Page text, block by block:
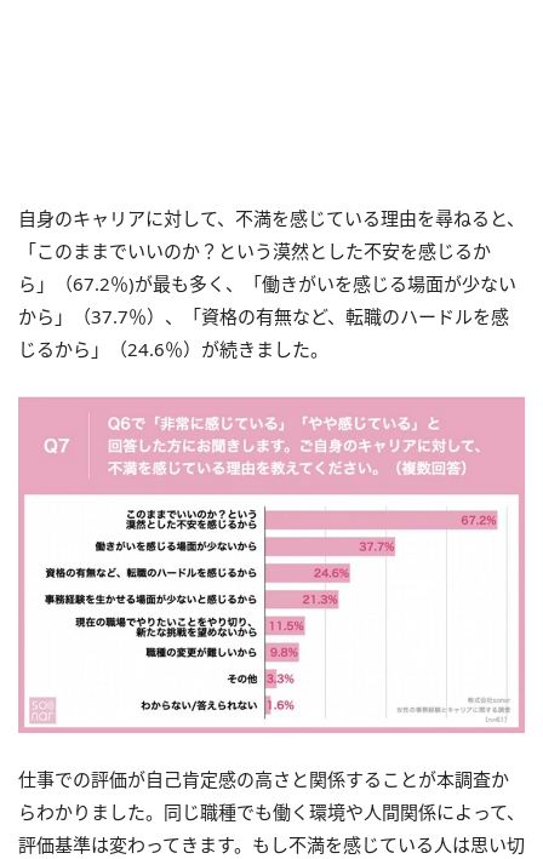
自身のキャリアに対して、不満を感じている理由を尋ねると、
「このままでいいのか？という漠然とした不安を感じるか
ら」（67.2％)が最も多く、「働きがいを感じる場面が少ない
から」（37.7％）、「資格の有無など、転職のハードルを感
じるから」（24.6％）が続きました。
仕事での評価が自己肯定感の高さと関係することが本調査か
らわかりました。同じ職種でも働く環境や人間関係によって、
評価基準は変わってきます。もし不満を感じている人は思い切